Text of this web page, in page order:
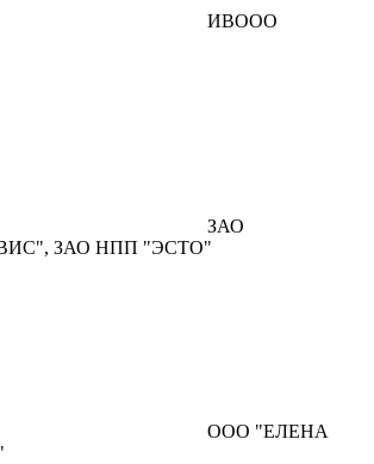
ИВООО
ЗАО
ЗАО НПП "ЭСТО"
ООО "ЕЛЕНА